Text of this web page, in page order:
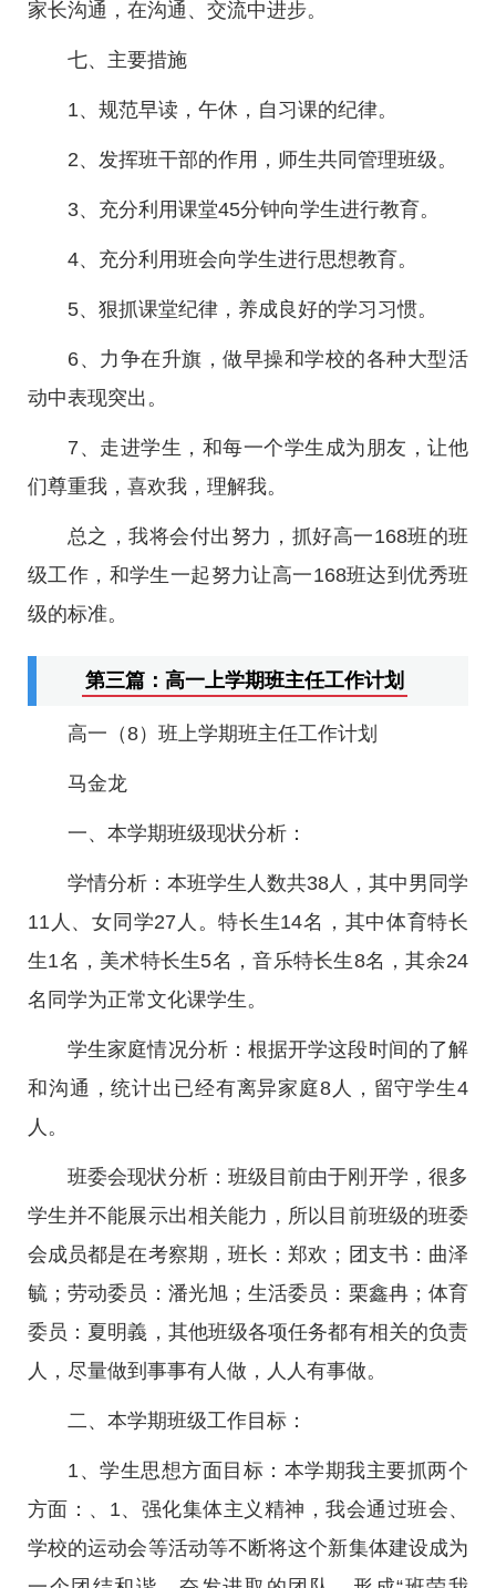
家长沟通，在沟通、交流中进步。
七、主要措施
1、规范早读，午休，自习课的纪律。
2、发挥班干部的作用，师生共同管理班级。
3、充分利用课堂45分钟向学生进行教育。
4、充分利用班会向学生进行思想教育。
5、狠抓课堂纪律，养成良好的学习习惯。
6、力争在升旗，做早操和学校的各种大型活
动中表现突出。
7、走进学生，和每一个学生成为朋友，让他
们尊重我，喜欢我，理解我。
总之，我将会付出努力，抓好高一168班的班
级工作，和学生一起努力让高一168班达到优秀班
级的标准。
第三篇：高一上学期班主任工作计划
高一（8）班上学期班主任工作计划
马金龙
一、本学期班级现状分析：
学情分析：本班学生人数共38人，其中男同学
11人、女同学27人。特长生14名，其中体育特长
生1名，美术特长生5名，音乐特长生8名，其余24
名同学为正常文化课学生。
学生家庭情况分析：根据开学这段时间的了解
和沟通，统计出已经有离异家庭8人，留守学生4
人。
班委会现状分析：班级目前由于刚开学，很多
学生并不能展示出相关能力，所以目前班级的班委
会成员都是在考察期，班长：郑欢；团支书：曲泽
毓；劳动委员：潘光旭；生活委员：栗鑫冉；体育
委员：夏明義，其他班级各项任务都有相关的负责
人，尽量做到事事有人做，人人有事做。
二、本学期班级工作目标：
1、学生思想方面目标：本学期我主要抓两个
方面：、1、强化集体主义精神，我会通过班会、
学校的运动会等活动等不断将这个新集体建设成为